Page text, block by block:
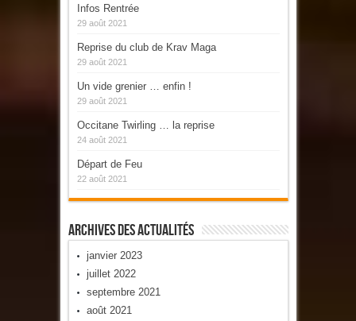
Infos Rentrée
29 août 2021
Reprise du club de Krav Maga
29 août 2021
Un vide grenier … enfin !
29 août 2021
Occitane Twirling … la reprise
24 août 2021
Départ de Feu
22 août 2021
Archives Des Actualités
janvier 2023
juillet 2022
septembre 2021
août 2021